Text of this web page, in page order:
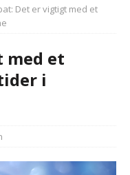
Det er vigtigt med et
med et
i